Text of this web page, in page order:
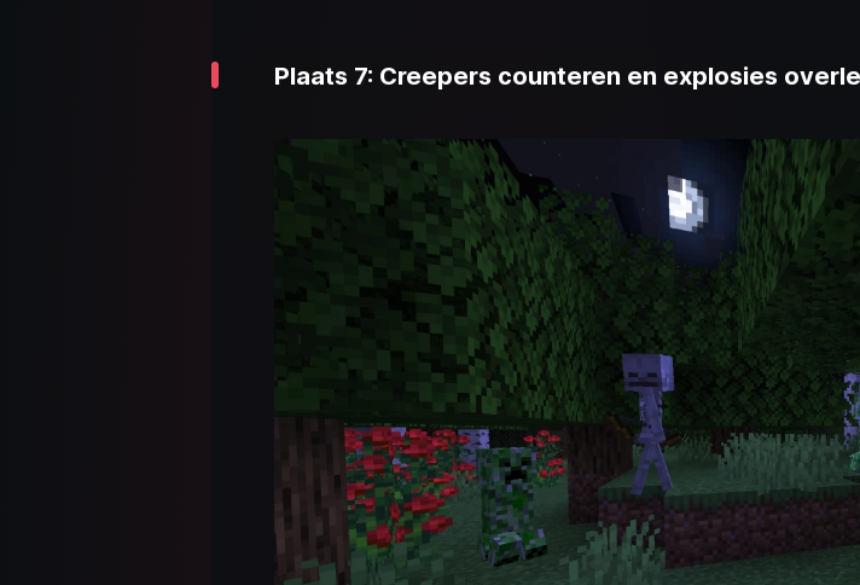
Plaats 7: Creepers counteren en explosies